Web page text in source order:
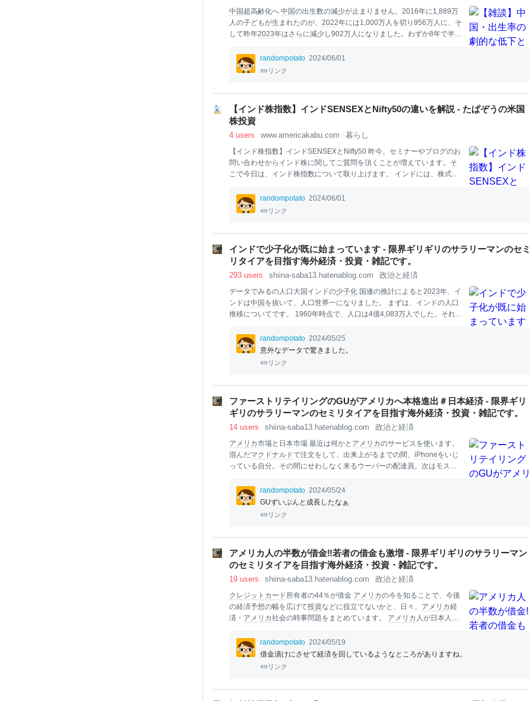
中国 超高齢化へ 中国の出生数の減少が止まりません。2016年に1,889万
人の子どもが生まれたのが、 2022年には1,000万人を切り956万人に、そ
して昨年2023年はさらに減少し902万人になりました。わずか8年で半分
の1.26を下回る数値です。今年は辰年で、
縁起がいいと言われていて、コロナ明けも相まって2024年に限っては
低いであろうと指摘されています。高度な教育を受ける子供がより減る
という事で、政府も危機感を募らせていると考えられます。 一方、
年の死亡数は1,110万人と前年から69万
randompotato 2024/06/01
リンク
【インド株指数】インドSENSEXとNifty50の違いを解説 - たぱぞうの米国
株投資
4 users www.americakabu.com 暮らし
【インド株指数】インドSENSEXとNifty50 昨今、セミナーやブログのお
問い合わせからインド株に関してご質問を頂くことが増えています。そ
こで今日は、インド株指数について取り上げます。 インドには、株式市
つの指数はインドの経済状況や株式市場の動向を示す重要な指標です。
それぞれ独自の特性と役割を持っています。以下に、SENSEXとNifty50
ay Stock Exchange Sensitive Index」で、一般的には「BSE SENSEX」
あるいは「SENS
randompotato 2024/06/01
リンク
インドで少子化が既に始まっています - 限界ギリギリのサラリーマンのセミ
リタイアを目指す海外経済・投資・雑記です。
293 users shiina-saba13.hatenablog.com 政治と経済
データでみるの人口大国インドの少子化 国連の推計によると 2023年、イ
ンドは中国 を抜いて、人口世界一になりました。 まずは、インドの人口
推移についてです。 1960年時点で、人口は4億4,083万人でした。それが
の推計では、インドの人口は2064年に16億9,704万人でピークを迎える
とされています。そのため、今後数十年間は人口ボーナス期を享受する
と予想されます。 また、その人口の内訳ですが、15歳未満人口が総人口
は実に20歳に及びます。インドが若いのか、日本人が歳を取ったのか、
いずれにせよ、活力と
randompotato 2024/05/25
意外なデータで驚きました。
リンク
ファーストリテイリングのGUがアメリカへ本格進出＃日本経済 - 限界ギリ
ギリのサラリーマンのセミリタイアを目指す海外経済・投資・雑記です。
14 users shiina-saba13.hatenablog.com 政治と経済
アメリカ市場と日 本市場 最近は何かと アメリカのサービスを使います。
混んだマクドナルドで注文をして、出来上がるまでの間、 iPhoneをいじ
っている自分。その間にせわしなく来るウーバーの配達員。次はモスバ
きました。夜店ではアディダスやナイキなどのコピー商品が多数で回っ
ていましたが、ユニクロのコピー商品が多かったのには驚かされまし
た。ただ、なんとなく、日
どアジア地域に450店舗を展開してい（うち日本国内は423店舗）ます。
そして、２０２２年にニューヨークのファッション 街であるソーホー地
区にポップアップ
randompotato 2024/05/24
GUずいぶんと成長したなぁ
リンク
アメリカ人の半数が借金‼若者の借金も激増 - 限界ギリギリのサラリーマン
のセミリタイアを目指す海外経済・投資・雑記です。
19 users shiina-saba13.hatenablog.com 政治と経済
クレジットカード所有者の44％が借金 アメリカの今を知ることで、今後
の経済予想の幅を広げて投資などに役立てないかと、日々、 アメリカ経
済・ アメリカ社会の時事問題をまとめています。 アメリカ 人が日 本人と
よく知られています。しかし、今のアメリカ
ず、享楽的に消費をし、借金を積み重ねている、とBankrateが調査を発
表しました。 アメリカ
randompotato 2024/05/19
借金漬けにさせて経済を回しているようなところがありますね。
リンク